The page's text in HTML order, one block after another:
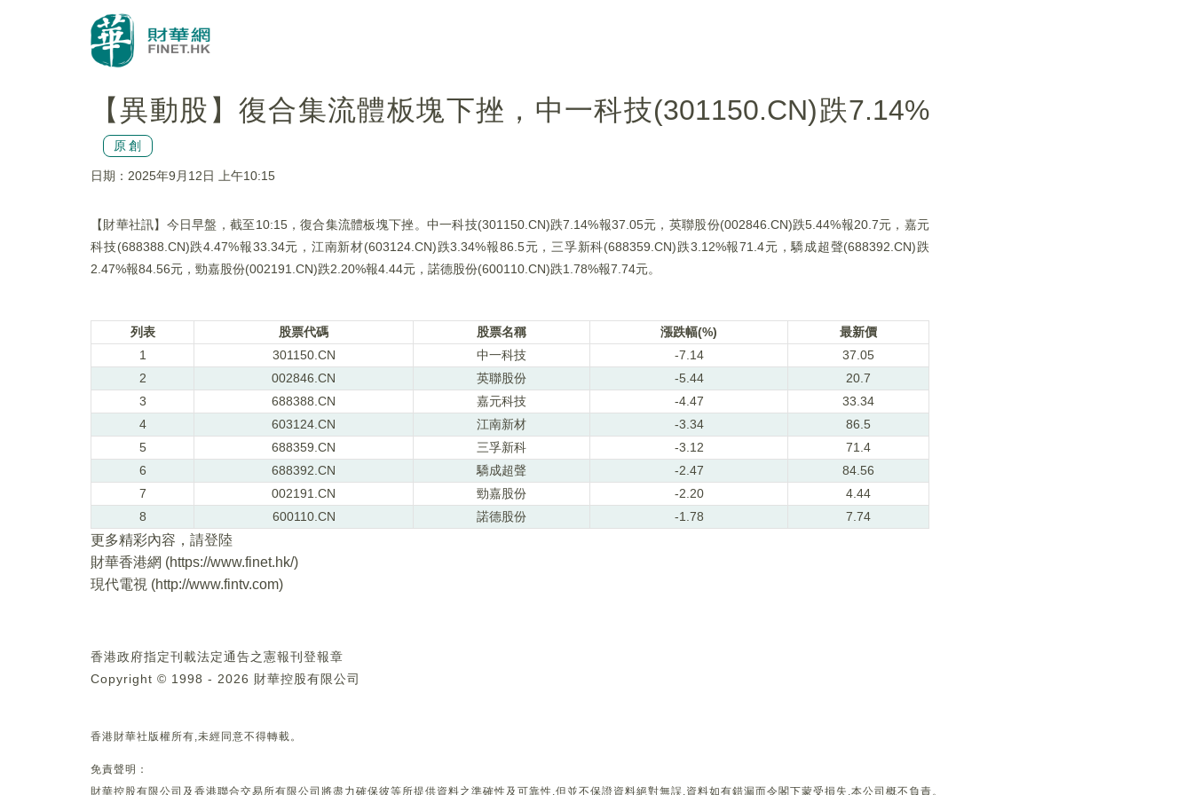
【異動股】復合集流體板塊下挫，中一科技(301150.CN)跌7.14%
原創
日期：2025年9月12日 上午10:15
【財華社訊】今日早盤，截至10:15，復合集流體板塊下挫。中一科技(301150.CN)跌7.14%報37.05元，英聯股份(002846.CN)跌5.44%報20.7元，嘉元
科技(688388.CN)跌4.47%報33.34元，江南新材(603124.CN)跌3.34%報86.5元，三孚新科(688359.CN)跌3.12%報71.4元，驕成超聲(688392.CN)跌
2.47%報84.56元，勁嘉股份(002191.CN)跌2.20%報4.44元，諾德股份(600110.CN)跌1.78%報7.74元。
列表 股票代碼 股票名稱 漲跌幅(%)
最新價
1
301150.CN 中一科技 -7.14
37.05
2
002846.CN 英聯股份 -5.44
20.7
3
688388.CN 嘉元科技 -4.47
33.34
4
603124.CN 江南新材 -3.34
86.5
5
688359.CN 三孚新科 -3.12
71.4
6
688392.CN 驕成超聲 -2.47
84.56
7
002191.CN 勁嘉股份 -2.20
4.44
8
600110.CN 諾德股份 -1.78 7.74
更多精彩內容，請登陸
財華香港網 (https://www.finet.hk/)
現代電視 (http://www.fintv.com)
香港政府指定刊載法定通告之憲報刊登報章
Copyright © 1998 - 2026 財華控股有限公司
香港財華社版權所有,未經同意不得轉載。
免責聲明：
財華控股有限公司及香港聯合交易所有限公司將盡力確保彼等所提供資料之準確性及可靠性,但並不保證資料絕對無誤,資料如有錯漏而令閣下蒙受損失,本公司概不負責。